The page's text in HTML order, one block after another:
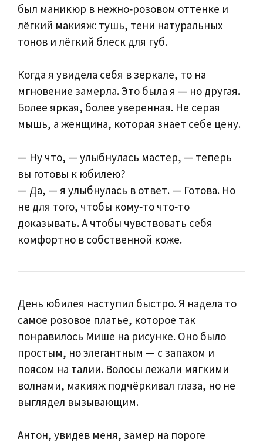
был маникюр в нежно‑розовом оттенке и
лёгкий макияж: тушь, тени натуральных
тонов и лёгкий блеск для губ.
Когда я увидела себя в зеркале, то на
мгновение замерла. Это была я — но другая.
Более яркая, более уверенная. Не серая
мышь, а женщина, которая знает себе цену.
— Ну что, — улыбнулась мастер, — теперь
вы готовы к юбилею?
— Да, — я улыбнулась в ответ. — Готова. Но
не для того, чтобы кому‑то что‑то
доказывать. А чтобы чувствовать себя
комфортно в собственной коже.
День юбилея наступил быстро. Я надела то
самое розовое платье, которое так
понравилось Мише на рисунке. Оно было
простым, но элегантным — с запахом и
поясом на талии. Волосы лежали мягкими
волнами, макияж подчёркивал глаза, но не
выглядел вызывающим.
Антон, увидев меня, замер на пороге